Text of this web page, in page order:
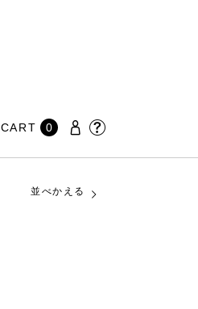
CART 0
並べかえる